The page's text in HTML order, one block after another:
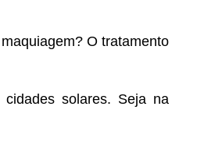
O tratamento
solares. Seja na